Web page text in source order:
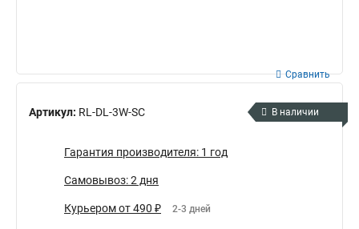
Артикул: RL-DL-3W-SC
Сравнить
В наличии
Гарантия производителя: 1 год
Самовывоз: 2 дня
Курьером от 490 ₽ 2-3 дней